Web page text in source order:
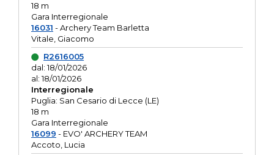
18 m
Gara Interregionale
16031 - Archery Team Barletta
Vitale, Giacomo
R2616005
dal: 18/01/2026
al: 18/01/2026
Interregionale
Puglia: San Cesario di Lecce (LE)
18 m
Gara Interregionale
16099 - EVO' ARCHERY TEAM
Accoto, Lucia